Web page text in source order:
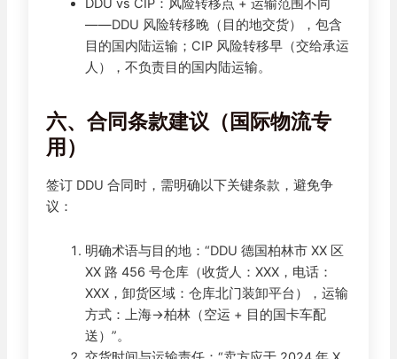
DDU vs CIP：风险转移点 + 运输范围不同
——DDU 风险转移晚（目的地交货），包含
目的国内陆运输；CIP 风险转移早（交给承运
人），不负责目的国内陆运输。
六、合同条款建议（国际物流专
用）
签订 DDU 合同时，需明确以下关键条款，避免争
议：
明确术语与目的地：“DDU 德国柏林市 XX 区
XX 路 456 号仓库（收货人：XXX，电话：
XXX，卸货区域：仓库北门装卸平台），运输
方式：上海→柏林（空运 + 目的国卡车配
送）”。